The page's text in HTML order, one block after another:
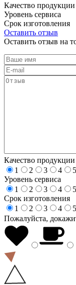
Качество продукции
Уровень сервиса
Срок изготовления
Оставить отзыв
Оставить отзыв на
Качество продукции
1
2 3 4
5
Уровень сервиса
1
2 3 4
5
Срок изготовления
1
2 3 4
5
Пожалуйста,